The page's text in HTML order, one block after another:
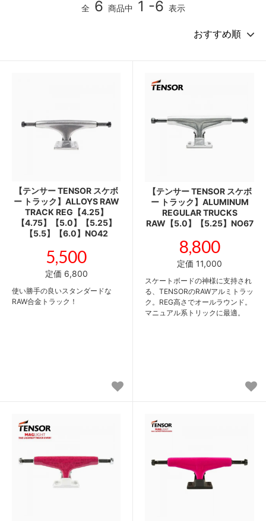
全 6 商品中 1 -6 表示
【テンサー TENSOR スケボ
ー トラック】ALLOYS RAW
TRACK REG【4.25】
【4.75】【5.0】【5.25】
【5.5】【6.0】NO42
5,500
定価 6,800
使い勝手の良いスタンダードな
RAW合金トラック！
【テンサー TENSOR スケボ
ー トラック】ALUMINUM
REGULAR TRUCKS
RAW【5.0】【5.25】NO67
8,800
定価 11,000
スケートボードの神様に支持され
る、TENSORのRAWアルミトラッ
ク。REG高さでオールラウンド。
マニュアル系トリックに最適。